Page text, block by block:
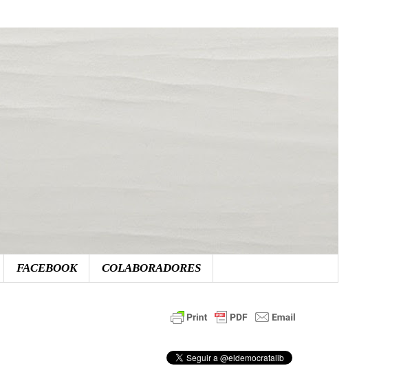
FACEBOOK COLABORADORES